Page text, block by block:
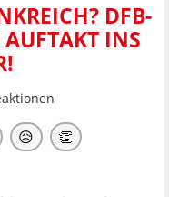
DFB-
AUFTAKT INS
😥 👏